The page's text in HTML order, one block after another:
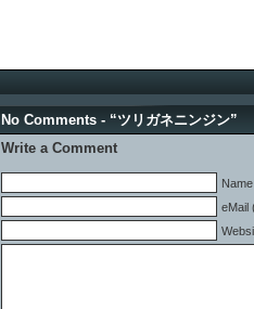
No Comments - “ツリガネニンジン”
Write a Comment
eMail